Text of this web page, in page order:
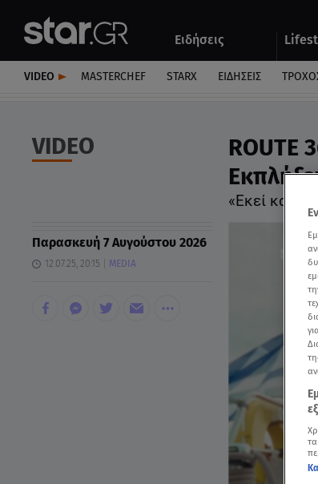
Ειδήσεις
Αυτοκίνητο
VIDEO MASTERCHEF STARX ΕΙΔΉΣΕΙΣ
VIDEO
ROUTE
«Εκεί
Παρασκευή 7 Αυγούστου 2026
12.07.25, 20:15 MEDIA